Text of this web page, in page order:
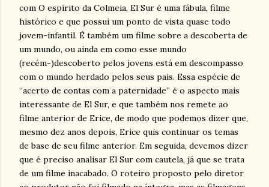
com O espírito da Colmeia, El Sur é uma fábula, filme
histórico e que possui um ponto de vista quase todo
jovem-infantil. É também um filme sobre a descoberta de
um mundo, ou ainda em como esse mundo
(recém-)descoberto pelos jovens está em descompasso
com o mundo herdado pelos seus pais. Essa espécie de
“acerto de contas com a paternidade” é o aspecto mais
interessante de El Sur, e que também nos remete ao
filme anterior de Erice, de modo que podemos dizer que,
mesmo dez anos depois, Erice quis continuar os temas
de base de seu filme anterior. Em seguida, devemos dizer
que é preciso analisar El Sur com cautela, já que se trata
de um filme inacabado. O roteiro proposto pelo diretor